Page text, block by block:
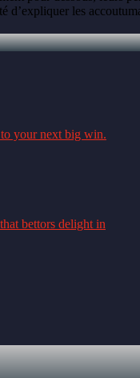
d’expliquer les
your next big win.
bettors delight in